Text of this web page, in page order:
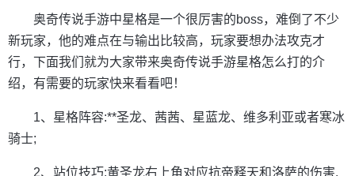
奥奇传说手游中星格是一个很厉害的boss，难倒了不少
新玩家，他的难点在与输出比较高，玩家要想办法攻克才
行，下面我们就为大家带来奥奇传说手游星格怎么打的介
绍，有需要的玩家快来看看吧！
1、星格阵容:**圣龙、茜茜、星蓝龙、维多利亚或者寒冰
骑士;
2、站位技巧:黄圣龙右上角对应抗帝释天和洛萨的伤害,